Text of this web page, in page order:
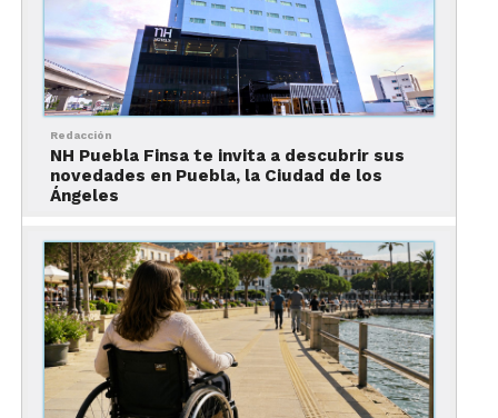
cultura, gastronomía y
ángeles.”
Todo cierto. Pero también tienen baches, deudas y
un aeropuerto que despega por fe.
La ciudad vuelve a la pasarela del turismo nacional,
ve en un evento una oportunidad de canonización
presupuestal.
Redacción
NH Puebla Finsa te invita a descubrir sus
novedades en Puebla, la Ciudad de los
Ángeles